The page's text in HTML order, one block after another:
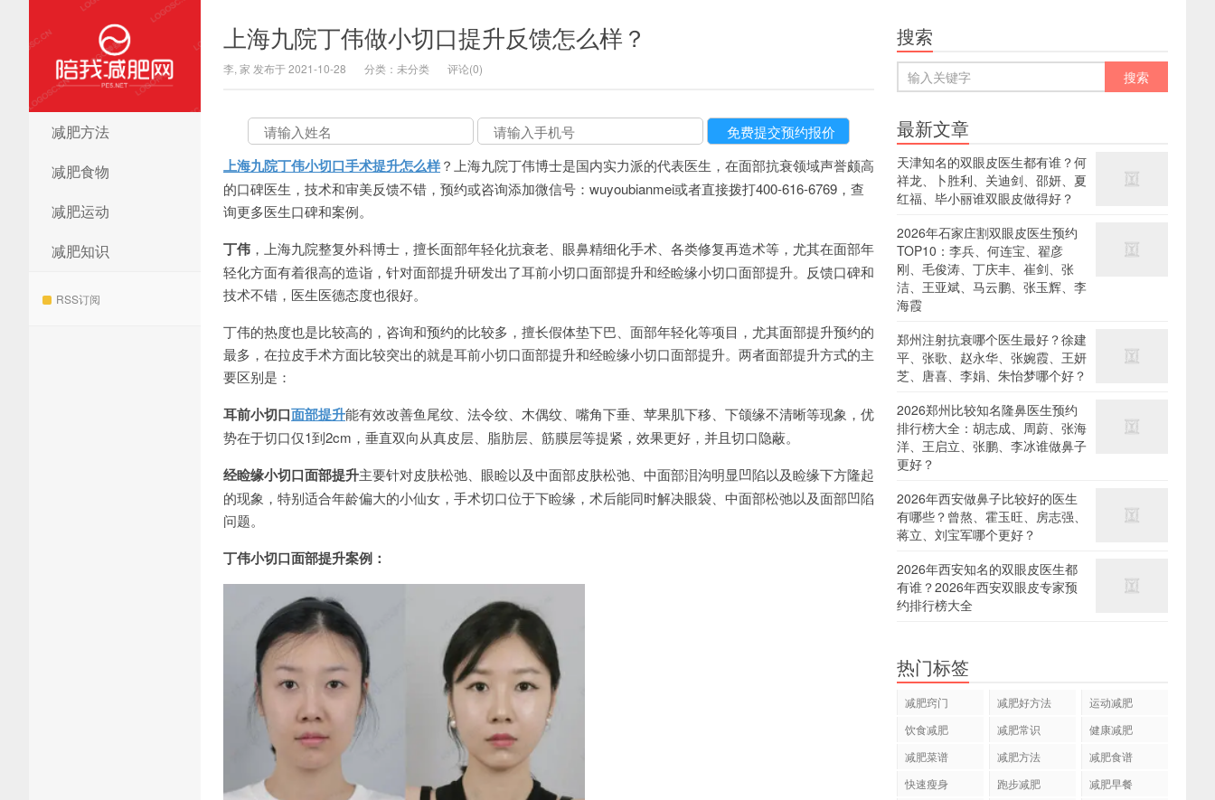
陪我减肥网
减肥方法
减肥食物
减肥运动
减肥知识
RSS订阅
上海九院丁伟做小切口提升反馈怎么样？
李, 家 发布于 2021-10-28 分类：未分类 评论(0)
上海九院丁伟小切口手术提升怎么样？上海九院丁伟博士是国内实力派的代表医生，在面部抗衰领域声誉颇高
的口碑医生，技术和审美反馈不错，预约或咨询添加微信号：wuyoubianmei或者直接拨打400-616-6769，查
询更多医生口碑和案例。
丁伟 ，上海九院整复外科博士，擅长面部年轻化抗衰老、眼鼻精细化手术、各类修复再造术等，尤其在面部年
轻化方面有着很高的造诣，针对面部提升研发出了耳前小切口面部提升和经睑缘小切口面部提升。反馈口碑和
技术不错，医生医德态度也很好。
丁伟的热度也是比较高的，咨询和预约的比较多，擅长假体垫下巴、面部年轻化等项目，尤其面部提升预约的
最多，在拉皮手术方面比较突出的就是耳前小切口面部提升和经睑缘小切口面部提升。两者面部提升方式的主
要区别是：
耳前小切口面部提升能有效改善鱼尾纹、法令纹、木偶纹、嘴角下垂、苹果肌下移、下颌缘不清晰等现象，优
势在于切口仅1到2cm，垂直双向从真皮层、脂肪层、筋膜层等提紧，效果更好，并且切口隐蔽。
经睑缘小切口面部提升主要针对皮肤松弛、眼睑以及中面部皮肤松弛、中面部泪沟明显凹陷以及睑缘下方隆起
的现象，特别适合年龄偏大的小仙女，手术切口位于下睑缘，术后能同时解决眼袋、中面部松弛以及面部凹陷
问题。
丁伟小切口面部提升案例：
搜索
最新文章
天津知名的双眼皮医生都有谁？何
祥龙、卜胜利、关迪剑、邵妍、夏
红福、毕小丽谁双眼皮做得好？
2026年石家庄割双眼皮医生预约
TOP10：李兵、何连宝、翟彦
刚、毛俊涛、丁庆丰、崔剑、张
洁、王亚斌、马云鹏、张玉辉、李
海霞
郑州注射抗衰哪个医生最好？徐建
平、张歌、赵永华、张婉霞、王妍
芝、唐喜、李娟、朱怡梦哪个好？
2026郑州比较知名隆鼻医生预约
排行榜大全：胡志成、周蔚、张海
洋、王启立、张鹏、李冰谁做鼻子
更好？
2026年西安做鼻子比较好的医生
有哪些？曾熬、霍玉旺、房志强、
蒋立、刘宝军哪个更好？
2026年西安知名的双眼皮医生都
有谁？2026年西安双眼皮专家预
约排行榜大全
热门标签
减肥窍门 减肥好方法
运动减肥
饮食减肥
减肥常识
健康减肥
减肥菜谱
减肥方法
减肥食谱
快速瘦身
跑步减肥
减肥早餐